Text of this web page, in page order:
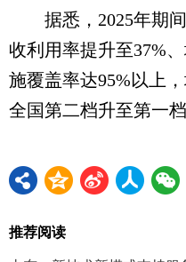
据悉，2025年期间
收利用率提升至37%
施覆盖率达95%以上
全国第二档升至第一
推荐阅读